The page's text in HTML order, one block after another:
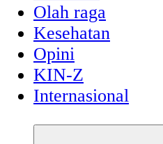
Olah raga
Kesehatan
Opini
KIN-Z
Internasional